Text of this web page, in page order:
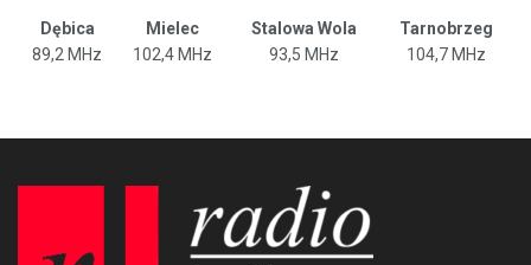
Dębica Mielec Stalowa Wola
Tarnobrzeg
89,2 MHz
102,4 MHz 93,5 MHz 104,7 MHz